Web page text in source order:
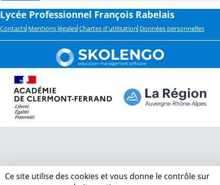
Lycée Professionnel François Rabelais
Contacts Mentions légales Chartes d'utilisation Données personnelles
Ce site utilise des cookies et vous donne le contrôle sur